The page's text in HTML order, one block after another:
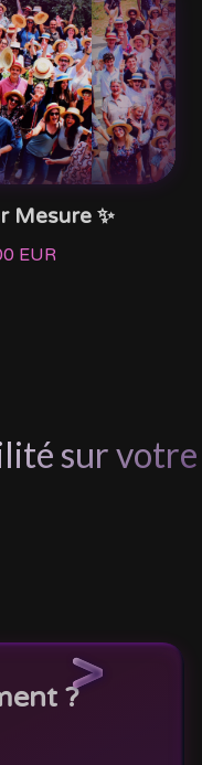
Mesure ✨
EUR
sur votre
?>